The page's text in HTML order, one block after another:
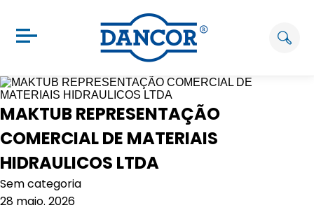
MAKTUB REPRESENTAÇÃO
COMERCIAL DE MATERIAIS
HIDRAULICOS LTDA
Sem categoria
28 maio. 2026